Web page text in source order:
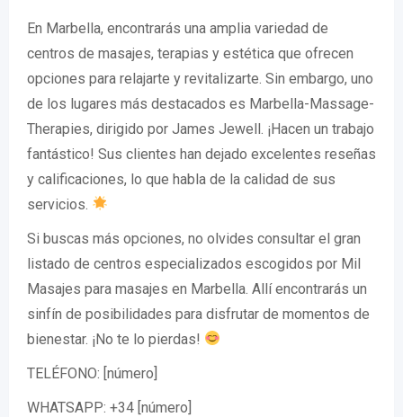
En Marbella, encontrarás una amplia variedad de
centros de masajes, terapias y estética que ofrecen
opciones para relajarte y revitalizarte. Sin embargo, uno
de los lugares más destacados es Marbella-Massage-
Therapies, dirigido por James Jewell. ¡Hacen un trabajo
fantástico! Sus clientes han dejado excelentes reseñas
y calificaciones, lo que habla de la calidad de sus
servicios.
Si buscas más opciones, no olvides consultar el gran
listado de centros especializados escogidos por Mil
Masajes para masajes en Marbella. Allí encontrarás un
sinfín de posibilidades para disfrutar de momentos de
bienestar. ¡No te lo pierdas!
TELÉFONO: [número]
WHATSAPP: +34 [número]